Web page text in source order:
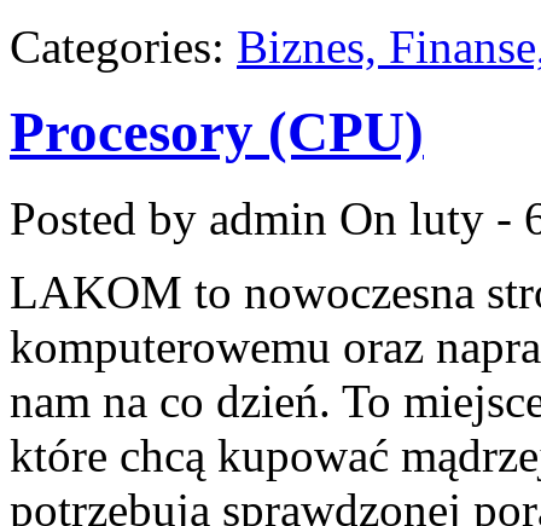
Categories: Biznes,
Procesory (CPU)
Posted by admin On luty -
LAKOM to nowoczesna
komputerowemu oraz
nam na co dzień. To
które chcą kupować
potrzebują sprawdzonej